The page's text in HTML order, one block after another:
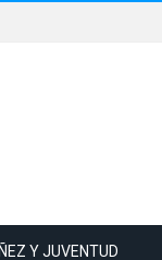
Y JUVENTUD